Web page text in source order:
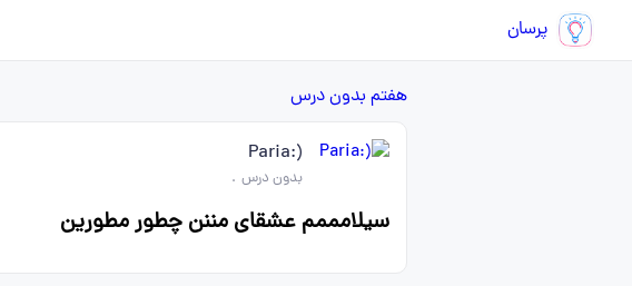
پرسان
هفتم بدون درس
(:Paria
بدون درس .
سیلامممم عشقای مننن چطور مطورین